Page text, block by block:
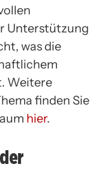
Unterstützung
was die
Weitere
finden Sie
hier.